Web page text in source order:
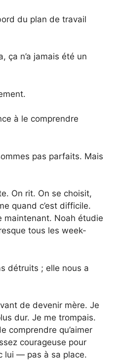
du plan de travail
ça n’a jamais été un
à le comprendre
pas parfaits. Mais
On rit. On se choisit,
quand c’est difficile.
maintenant. Noah étudie
tous les week-
détruits ; elle nous a
de devenir mère. Je
dur. Je me trompais.
comprendre qu’aimer
courageuse pour
lui — pas à sa place.